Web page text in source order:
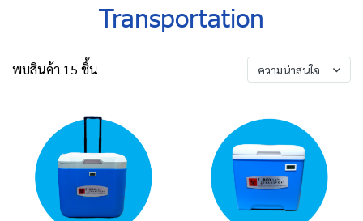
Transportation
พบสินค้า 15 ชิ้น ความน่าสนใจ